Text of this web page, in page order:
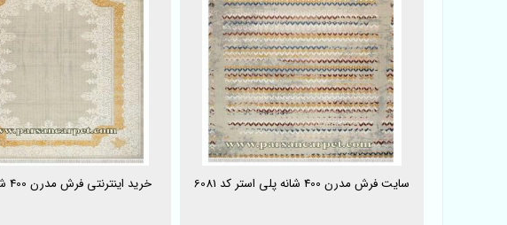
سایت فرش مدرن 400 شانه پلی استر کد 6081 خرید اینترنتی فرش مدرن 400 شانه کد 6511